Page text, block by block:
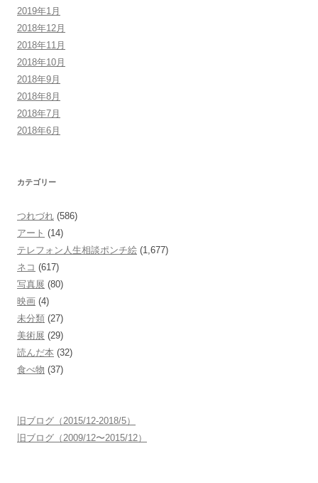
2019年1月
2018年12月
2018年11月
2018年10月
2018年9月
2018年8月
2018年7月
2018年6月
カテゴリー
つれづれ (586)
アート (14)
テレフォン人生相談ポンチ絵 (1,677)
ネコ (617)
写真展 (80)
映画 (4)
未分類 (27)
美術展 (29)
読んだ本 (32)
食べ物 (37)
旧ブログ（2015/12-2018/5）
旧ブログ（2009/12〜2015/12）